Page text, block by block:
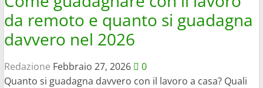
da remoto e quanto si guadagna
davvero nel 2026
Redazione Febbraio 27, 2026
0
Quanto si guadagna davvero con il lavoro a casa? Quali